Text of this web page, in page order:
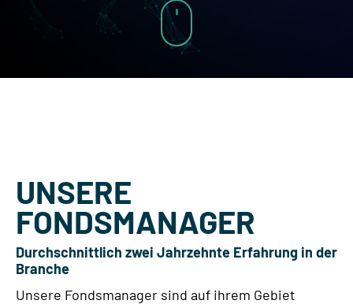
UNSERE
FONDSMANAGER
Durchschnittlich zwei Jahrzehnte Erfahrung in der
Branche
Unsere Fondsmanager sind auf ihrem Gebiet